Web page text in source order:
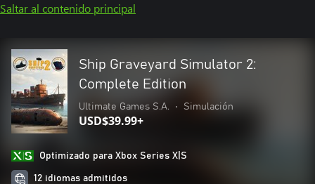
Saltar al contenido principal
Ship Graveyard Simulator 2:
Complete Edition
Ultimate Games S.A. • Simulación
USD$39.99+
Optimizado para Xbox Series X|S
12 idiomas admitidos